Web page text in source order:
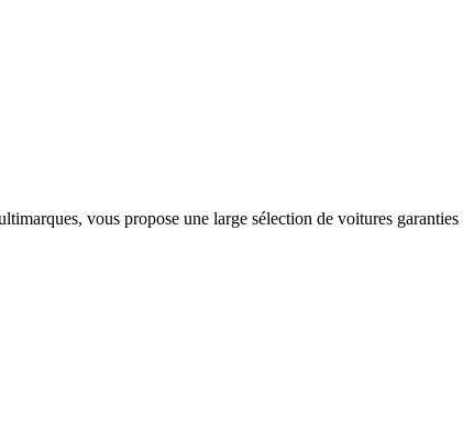
vous propose une large sélection de voitures